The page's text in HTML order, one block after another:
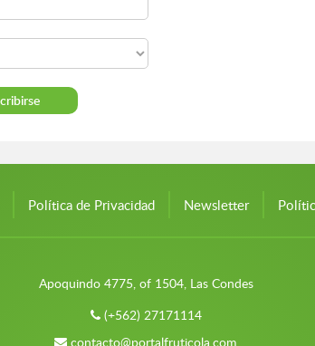
Política de Privacidad Newsletter
Apoquindo 4775, of 1504, Las Condes
(+562) 27171114
contacto@portalfruticola.com